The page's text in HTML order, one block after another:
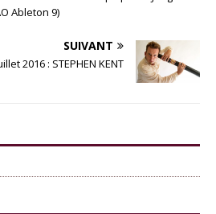
Ableton 9)
SUIVANT
2016 : STEPHEN KENT